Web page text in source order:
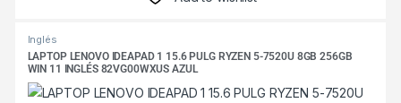
Inglés
LAPTOP LENOVO IDEAPAD 1 15.6 PULG RYZEN 5-7520U 8GB 256GB
WIN 11 INGLÉS 82VG00WXUS AZUL